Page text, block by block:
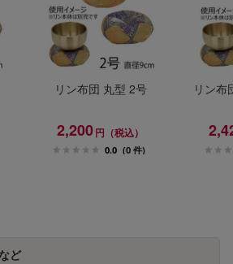
リン布団 丸型 2号
2,200円（税込）
0.0 (0 件)
リン布
ど